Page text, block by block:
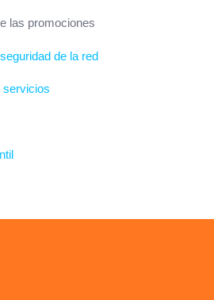
las promociones
de la red
servicios